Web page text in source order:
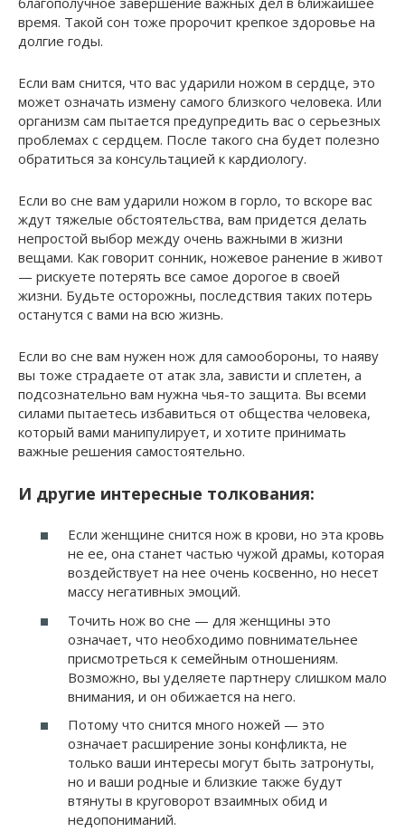
время. Такой сон тоже пророчит крепкое здоровье на
долгие годы.
Если вам снится, что вас ударили ножом в сердце, это
может означать измену самого близкого человека. Или
организм сам пытается предупредить вас о серьезных
проблемах с сердцем. После такого сна будет полезно
обратиться за консультацией к кардиологу.
Если во сне вам ударили ножом в горло, то вскоре вас
ждут тяжелые обстоятельства, вам придется делать
непростой выбор между очень важными в жизни
вещами. Как говорит сонник, ножевое ранение в живот
— рискуете потерять все самое дорогое в своей
жизни. Будьте осторожны, последствия таких потерь
останутся с вами на всю жизнь.
Если во сне вам нужен нож для самообороны, то наяву
вы тоже страдаете от атак зла, зависти и сплетен, а
подсознательно вам нужна чья-то защита. Вы всеми
силами пытаетесь избавиться от общества человека,
который вами манипулирует, и хотите принимать
важные решения самостоятельно.
И другие интересные толкования:
Если женщине снится нож в крови, но эта кровь
не ее, она станет частью чужой драмы, которая
воздействует на нее очень косвенно, но несет
массу негативных эмоций.
Точить нож во сне — для женщины это
означает, что необходимо повнимательнее
присмотреться к семейным отношениям.
Возможно, вы уделяете партнеру слишком мало
внимания, и он обижается на него.
Потому что снится много ножей — это
означает расширение зоны конфликта, не
только ваши интересы могут быть затронуты,
но и ваши родные и близкие также будут
втянуты в круговорот взаимных обид и
недопониманий.